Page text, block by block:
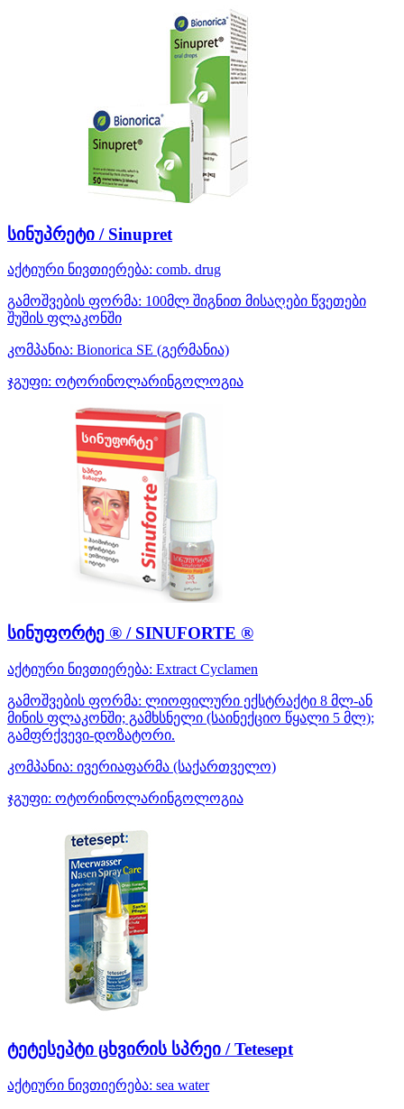
სინუპრეტი / Sinupret
აქტიური ნივთიერება: comb. drug
გამოშვების ფორმა: 100მლ შიგნით მისაღები წვეთები
შუშის ფლაკონში
კომპანია: Bionorica SE (გერმანია)
ჯგუფი: ოტორინოლარინგოლოგია
სინუფორტე ® / SINUFORTE ®
აქტიური ნივთიერება: Extract Cyclamen
გამოშვების ფორმა: ლიოფილური ექსტრაქტი 8 მლ-ან
მინის ფლაკონში; გამხსნელი (საინექციო წყალი 5 მლ);
გამფრქვევი-დოზატორი.
კომპანია: ივერიაფარმა (საქართველო)
ჯგუფი: ოტორინოლარინგოლოგია
ტეტესეპტი ცხვირის სპრეი / Tetesept
აქტიური ნივთიერება: sea water